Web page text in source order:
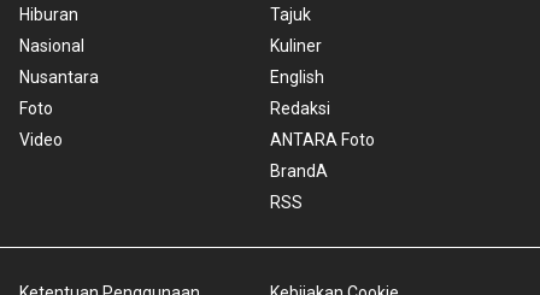
Hiburan
Nasional
Nusantara
Foto
Video
Tajuk
Kuliner
English
Redaksi
ANTARA Foto
BrandA
RSS